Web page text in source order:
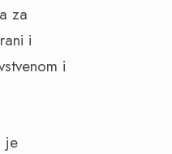
za
i
i
je